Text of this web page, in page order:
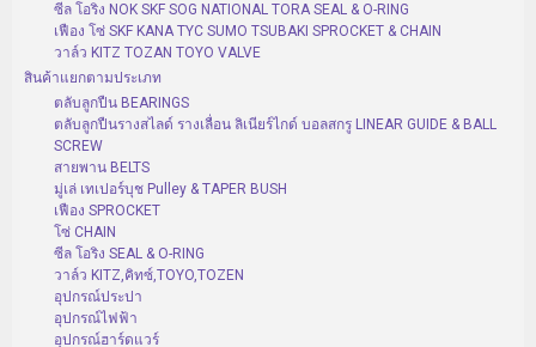
ซีล โอริง NOK SKF SOG NATIONAL TORA SEAL & O-RING
เฟือง โซ่ SKF KANA TYC SUMO TSUBAKI SPROCKET & CHAIN
วาล์ว KITZ TOZAN TOYO VALVE
สินค้าแยกตามประเภท
ตลับลูกปืน BEARINGS
ตลับลูกปืนรางสไลด์ รางเลื่อน ลิเนียร์ไกด์ บอลสกรู LINEAR GUIDE & BALL
SCREW
สายพาน BELTS
มู่เล่ เทเปอร์บุช Pulley & TAPER BUSH
เฟือง SPROCKET
โซ่ CHAIN
ซีล โอริง SEAL & O-RING
วาล์ว KITZ,คิทซ์,TOYO,TOZEN
อุปกรณ์ประปา
อุปกรณ์ไฟฟ้า
อุปกรณ์ฮาร์ดแวร์